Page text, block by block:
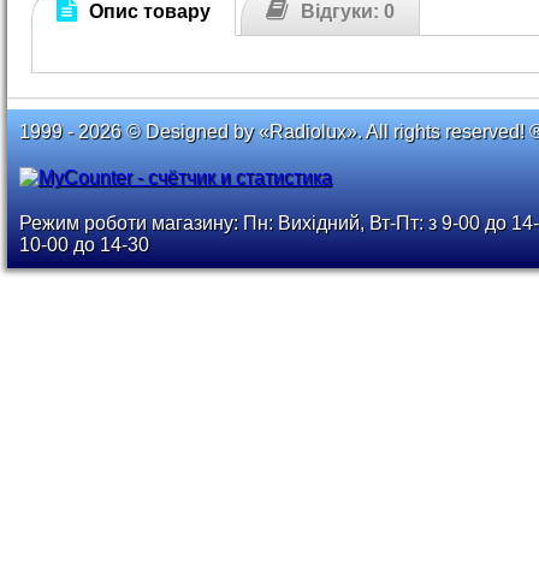
Опис товару Відгуки: 0
1999 - 2026 © Designed by «Radiolux». All rights reserved!
Режим роботи магазину: Пн: Вихідний, Вт-Пт: з 9-00 до
10-00 до 14-30